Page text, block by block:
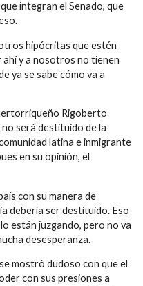
integran el Senado, que
hipócritas que estén
ahí y a nosotros no tienen
ya se sabe cómo va a
Rigoberto
será destituido de la
latina e inmigrante
en su opinión, el
con su manera de
debería ser destituido. Eso
están juzgando, pero no va
desesperanza.
mostró dudoso con que el
con sus presiones a